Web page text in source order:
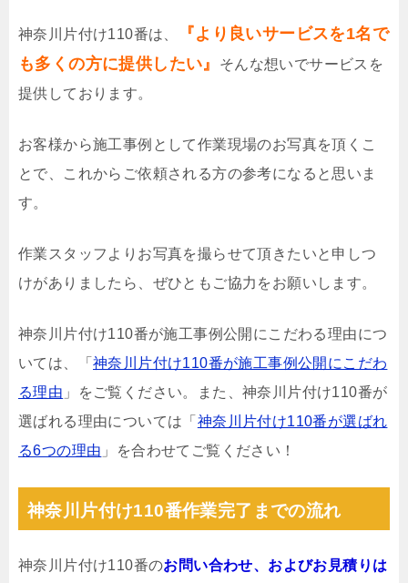
神奈川片付け110番は、
『より良いサービスを1名で
も多くの方に提供したい』
そんな想いでサービスを
提供しております。
お客様から施工事例として作業現場のお写真を頂くこ
とで、これからご依頼される方の参考になると思いま
す。
作業スタッフよりお写真を撮らせて頂きたいと申しつ
けがありましたら、ぜひともご協力をお願いします。
神奈川片付け110番が施工事例公開にこだわる理由につ
いては、「 神奈川片付け110番が施工事例公開にこだわ
る理由 」をご覧ください。また、神奈川片付け110番が
選ばれる理由については「 神奈川片付け110番が選ばれ
る6つの理由 」を合わせてご覧ください！
神奈川片付け110番作業完了までの流れ
神奈川片付け110番のお問い合わせ、およびお見積りは